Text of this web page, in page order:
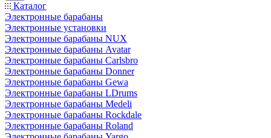
Каталог
Электронные барабаны
Электронные установки
Электронные барабаны NUX
Электронные барабаны Avatar
Электронные барабаны Carlsbro
Электронные барабаны Donner
Электронные барабаны Gewa
Электронные барабаны LDrums
Электронные барабаны Medeli
Электронные барабаны Rockdale
Электронные барабаны Roland